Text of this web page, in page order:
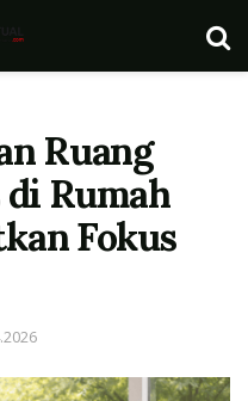
Ruang
Rumah
Fokus